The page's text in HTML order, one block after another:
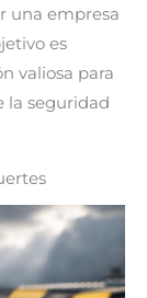
una empresa
es
valiosa para
la seguridad